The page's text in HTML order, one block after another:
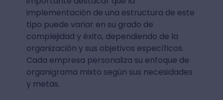
implementación de una estructura de este
tipo puede variar en su grado de
complejidad y éxito, dependiendo de la
organización y sus objetivos específicos.
Cada empresa personaliza su enfoque de
organigrama mixto según sus necesidades
y metas.